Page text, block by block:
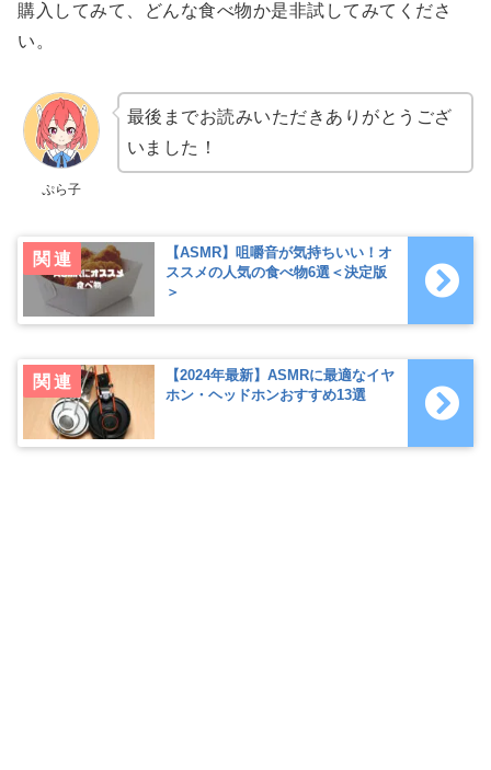
購入してみて、どんな食べ物か是非試してみてくださ
い。
ぷら子
最後までお読みいただきありがとうござ
いました！
【ASMR】咀嚼音が気持ちいい！オ
ススメの人気の食べ物6選＜決定版
＞
【2024年最新】ASMRに最適なイヤ
ホン・ヘッドホンおすすめ13選